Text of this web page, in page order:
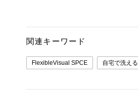
関連キーワード
FlexibleVisual SPCE 自宅で洗える